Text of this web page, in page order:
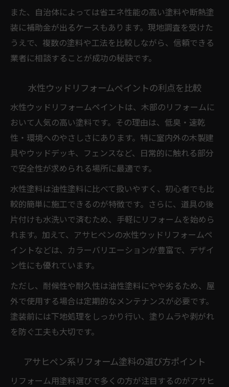
また、自治体によっては省エネ性能の高い塗料や断熱塗
装に補助金が出るケースもあります。現地調査を受けた
うえで、複数の塗料や工法を比較しながら、信頼できる
業者に相談することが成功の秘訣です。
水性ウッドリフォームペイントの利点を比較
水性ウッドリフォームペイントは、木部のリフォームに
おいて人気の高い塗料です。その理由は、低臭・速乾
性・環境へのやさしさにあります。特に室内外の木製建
具やウッドデッキ、フェンスなど、日常的に触れる部分
で安全性が求められる場所に最適です。
水性塗料は油性塗料に比べて扱いやすく、初心者でも比
較的簡単に施工できるのが特徴です。さらに、道具の後
片付けも水洗いで済むため、手軽にリフォームを始めら
れます。加えて、アサヒペンの水性ウッドリフォームペ
イントなどは、カラーバリエーションが豊富で、デザイ
ン性にも優れています。
ただし、耐候性や耐久性は油性塗料にやや劣るため、屋
外で使用する場合は定期的なメンテナンスが必要です。
塗装前には下地処理をしっかり行い、塗りムラや剥がれ
を防ぐ工夫も大切です。
アサヒペン系リフォーム塗料の選び方ポイント
リフォーム用塗料選びで多くの方が注目するのがアサヒ